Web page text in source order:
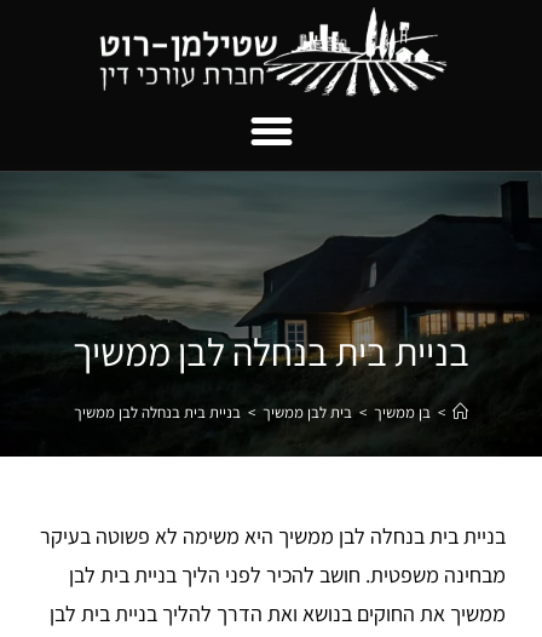
בניית בית בנחלה לבן ממשיך
> בן ממשיך > בית לבן ממשיך > בניית בית בנחלה לבן ממשיך
בניית בית בנחלה לבן ממשיך היא משימה לא פשוטה בעיקר
מבחינה משפטית. חושב להכיר לפני הליך בניית בית לבן
ממשיך את החוקים בנושא ואת הדרך להליך בניית בית לבן